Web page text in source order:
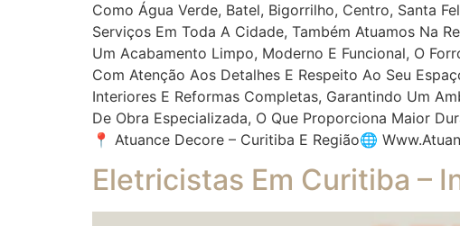
Como Água Verde, Batel, Bigorrilho, Centro, Santa
Serviços Em Toda A Cidade, Também Atuamos Na
Um Acabamento Limpo, Moderno E Funcional, O
Com Atenção Aos Detalhes E Respeito Ao Seu
Interiores E Reformas Completas, Garantindo Um
De Obra Especializada, O Que Proporciona Maior
📍 Atuance Decore – Curitiba E Região🌐
Eletricistas Em Curitiba –